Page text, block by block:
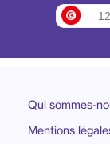
Qui sommes-
Mentions